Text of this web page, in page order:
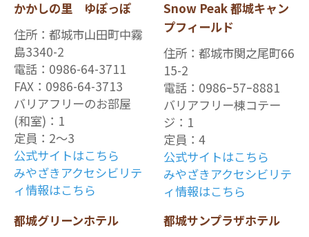
かかしの里 ゆぽっぽ
住所：都城市山田町中霧
島3340-2
電話：0986-64-3711
FAX：0986-64-3713
バリアフリーのお部屋
(和室)：1
定員：2～3
公式サイトはこちら
みやざきアクセシビリテ
ィ情報はこちら
Snow Peak 都城キャン
プフィールド
住所：都城市関之尾町66
15-2
電話：0986ｰ57ｰ8881
バリアフリー棟コテー
ジ：1
定員：4
公式サイトはこちら
みやざきアクセシビリテ
ィ情報はこちら
都城グリーンホテル
都城サンプラザホテル